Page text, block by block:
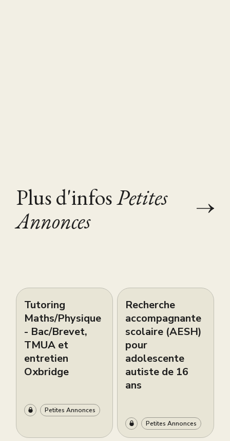
Plus d'infosPetites
Annonces
Tutoring
Maths/Physique
- Bac/Brevet,
TMUA et
entretien
Oxbridge
Petites Annonces
Recherche
accompagnante
scolaire (AESH)
pour
adolescente
autiste de 16
ans
Petites Annonces